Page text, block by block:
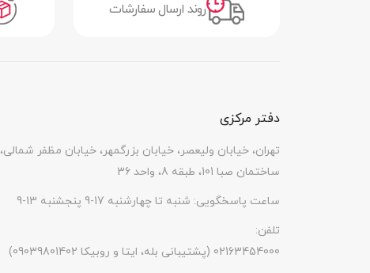
اسپیکر
قابلیت مکالمه
روند ارسال سفارشات
دفتر مرکزی
تهران، خیابان ولیعصر، خیابان بزرگمهر، خیابان مظفر شمالی،
ساختمان صبا 101، طبقه 8، واحد 36
ساعت پاسخگویی: شنبه تا چهارشنبه 17-9 پنجشنبه 13-9
تلفن:
(پشتیبانی بله، ایتا و روبیکا 09039801402) 02163454000